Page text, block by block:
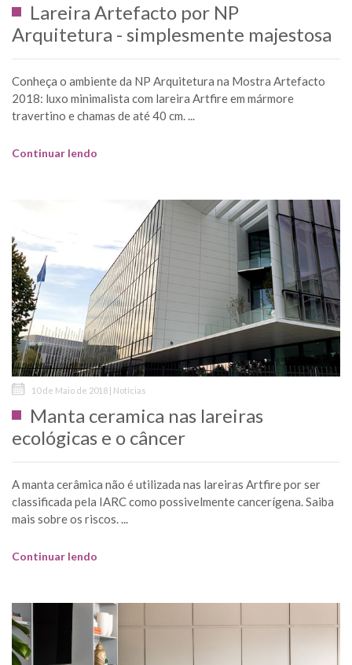
Lareira Artefacto por NP
Arquitetura - simplesmente majestosa
Conheça o ambiente da NP Arquitetura na Mostra Artefacto
2018: luxo minimalista com lareira Artfire em mármore
travertino e chamas de até 40 cm. ...
Continuar lendo
10 de Maio de 2018 | Notícias
Manta ceramica nas lareiras
ecológicas e o câncer
A manta cerâmica não é utilizada nas lareiras Artfire por ser
classificada pela IARC como possivelmente cancerígena. Saiba
mais sobre os riscos. ...
Continuar lendo